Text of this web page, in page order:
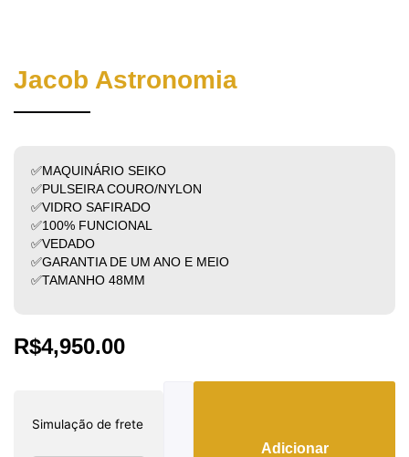
Jacob Astronomia
✅MAQUINÁRIO SEIKO
✅PULSEIRA COURO/NYLON
✅VIDRO SAFIRADO
✅100% FUNCIONAL
✅VEDADO
✅GARANTIA DE UM ANO E MEIO
✅TAMANHO 48MM
R$4,950.00
Simulação de frete
Adicionar